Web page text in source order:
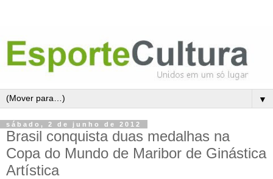
▼
sábado, 2 de junho de 2012
Brasil conquista duas medalhas na
Copa do Mundo de Maribor de Ginástica
Artística